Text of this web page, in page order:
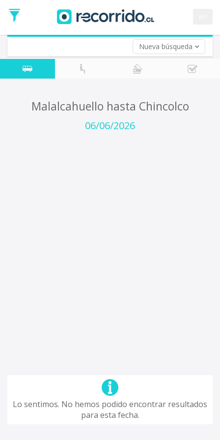
Nueva búsqueda
de
Ida
Vuelta (opcional)
Fecha
de
Malalcahuello hasta Chincolco
06/06/2026
Lo sentimos. No hemos podido encontrar resultados
para esta fecha.